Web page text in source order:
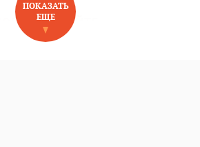
НОВОЕ НА САЙТЕ
ПОКАЗАТЬ
ЕЩЕ